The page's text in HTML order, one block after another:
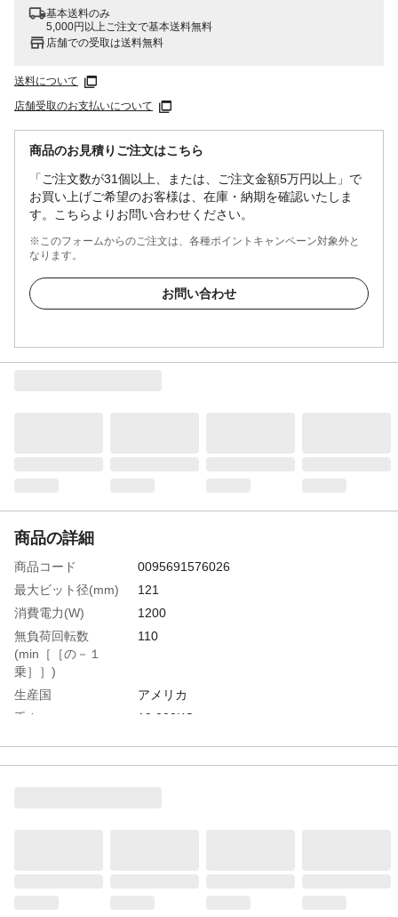
基本送料のみ
5,000円以上ご注文で基本送料無料
店舗での受取は送料無料
送料について
店舗受取のお支払いについて
商品のお見積りご注文はこちら
「ご注文数が31個以上、または、ご注文金額5万円以上」で
お買い上げご希望のお客様は、在庫・納期を確認いたしま
す。こちらよりお問い合わせください。
※このフォームからのご注文は、各種ポイントキャンペーン対象外と
なります。
お問い合わせ
商品の詳細
商品コード
0095691576026
最大ビット径(mm)
121
消費電力(W)
1200
無負荷回転数
(min［［の－１
乗］］)
110
生産国
アメリカ
重さ
19.000KG